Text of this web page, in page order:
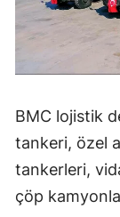
BMC lojistik
tankeri, özel
tankerleri,
çöp